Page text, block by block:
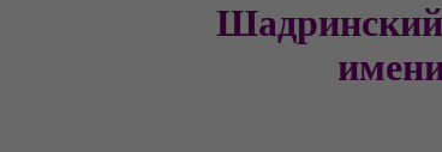
Шадринский